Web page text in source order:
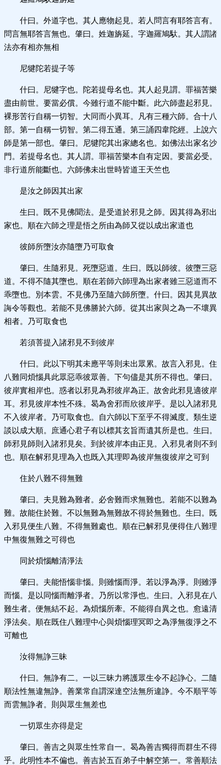
什曰。外道字也。其人應物起見。若人問言有耶答言有。
問言無耶答言無也。肇曰。姓迦旃延。字迦羅鳩馱。其人謂諸
法亦有相亦無相
尼犍陀若提子等
什曰。尼犍字也。陀若提母名也。其人起見謂。罪福苦樂
盡由前世。要當必償。今雖行道不能中斷。此六師盡起邪見。
裸形苦行自稱一切智。大同而小異耳。凡有三種六師。合十八
部。第一自稱一切智。第二得五通。第三誦四韋陀經。上說六
師是第一部也。肇曰。尼犍陀其出家總名也。如佛法出家名沙
門。若提母名也。其人謂。罪福苦樂本自有定因。要當必受。
非行道所能斷也。六師佛未出世時皆道王天竺也
是汝之師因其出家
生曰。既不見佛聞法。是受道於邪見之師。因其得為邪出
家也。順在六師之理是悟之所由為師又從以成出家道也
彼師所墮汝亦隨墮乃可取食
肇曰。生隨邪見。死墮惡道。生曰。既以師彼。彼墮三惡
道。不得不隨其墮也。順在若師六師理為出家者雖三惡道而不
乖墮也。別本雲。不見佛乃至隨六師所墮。什曰。因其見異故
誨令等觀也。若能不見佛勝於六師。從其出家與之為一不壞異
相者。乃可取食也
若須菩提入諸邪見不到彼岸
什曰。此以下明其未應平等則未出眾累。故言入邪見。住
八難同煩惱具此眾惡乖彼眾善。下句儘是其所不得也。肇曰。
彼岸實相岸也。惑者以邪見為邪彼岸為正。故舍此邪見適彼岸
耳。邪見彼岸本性不殊。曷為舍邪而欣彼岸乎。是以入諸邪見
不入彼岸者。乃可取食也。自六師以下至乎不得滅度。類生逆
談以成大順。庶通心君子有以標其玄旨而遺其所是也。生曰。
師邪見師則入諸邪見矣。到於彼岸本由正見。入邪見者則不到
也。順在解邪見理為入也既入其理即為彼岸無復彼岸之可到
住於八難不得無難
肇曰。夫見難為難者。必舍難而求無難也。若能不以難為
難。故能住於難。不以無難為無難故不得於無難也。生曰。既
入邪見便生八難。不得無難處也。順在已解邪見便得住八難理
中無復無難之可得也
同於煩惱離清淨法
肇曰。夫能悟惱非惱。則雖惱而淨。若以淨為淨。則雖淨
而惱。是以同惱而離淨者。乃所以常淨也。生曰。入邪見在八
難生者。便無結不起。為煩惱所牽。不能得自異之也。愈遠清
淨法矣。順在既住八難理中心與煩惱理冥即之為淨無復淨之不
可離也
汝得無諍三昧
什曰。無諍有二。一以三昧力將護眾生令不起諍心。二隨
順法性無違無諍。善業常自謂深達空法無所違諍。今不順平等
而雲無諍者。則與眾生無差也
一切眾生亦得是定
肇曰。善吉之與眾生性常自一。曷為善吉獨得而群生不得
乎。此明性本不偏也。善吉於五百弟子中解空第一。常善順法